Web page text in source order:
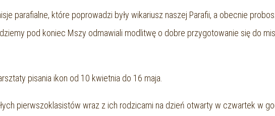
parafialne, które poprowadzi były wikariusz naszej Parafii, a obecnie
pod koniec Mszy odmawiali modlitwę o dobre przygotowanie się do
pisania ikon od 10 kwietnia do 16 maja.
pierwszoklasistów wraz z ich rodzicami na dzień otwarty w czwartek w